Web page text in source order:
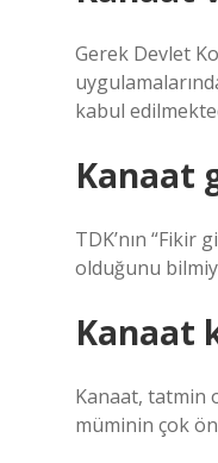
Gerek Devlet
kabul
Kanaat
TDK’nın
olduğunu
Kanaat
Kanaat, tatmin
müminin çok